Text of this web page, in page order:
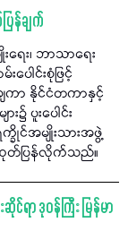
န်ချက်
း၊ ဘာသာရေး
ေါင်းစုံဖြင့်
ာ နိုင်ငံတကာနှင့်
ပူးပေါင်း
င်အမျိုးသားအဖွဲ့
ထုတ်ပြန်လိုက်သည်။
ရာ ဒုဝန်ကြီး မြန်မာ